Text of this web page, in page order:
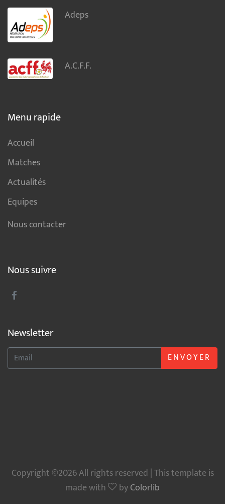
Adeps
A.C.F.F.
Menu rapide
Accueil
Matches
Actualités
Equipes
Nous contacter
Nous suivre
Newsletter
ENVOYER
Copyright ©2026 All rights reserved | This template is
made with
byColorlib